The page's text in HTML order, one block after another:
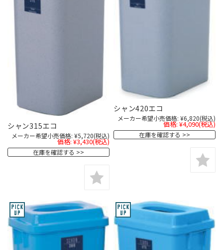
シャン315エコ
メーカー希望小売価格: ¥5,720(税込)
価格: ¥3,430(税込)
在庫を確認する
シャン420エコ
メーカー希望小売価格: ¥6,820(税込)
価格: ¥4,090(税込)
在庫を確認する